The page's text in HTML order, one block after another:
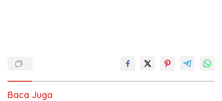
Baca Juga